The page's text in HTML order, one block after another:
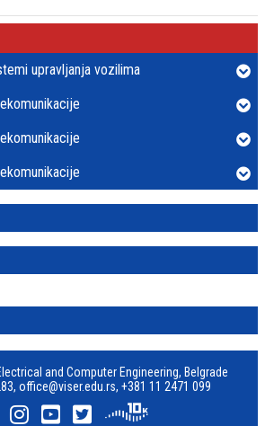
upravljanja vozilima
and Computer Engineering, Belgrade
office@viser.edu.rs, +381 11 2471 099